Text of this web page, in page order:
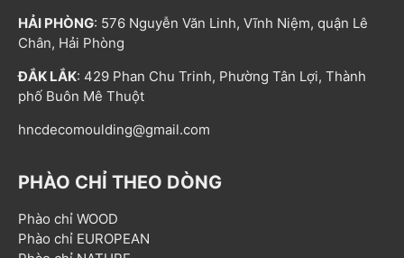
HẢI PHÒNG: 576 Nguyễn Văn Linh, Vĩnh Niệm, quận Lê
Chân, Hải Phòng
ĐẮK LẮK: 429 Phan Chu Trinh, Phường Tân Lợi, Thành
phố Buôn Mê Thuột
hncdecomoulding@gmail.com
PHÀO CHỈ THEO DÒNG
Phào chỉ WOOD
Phào chỉ EUROPEAN